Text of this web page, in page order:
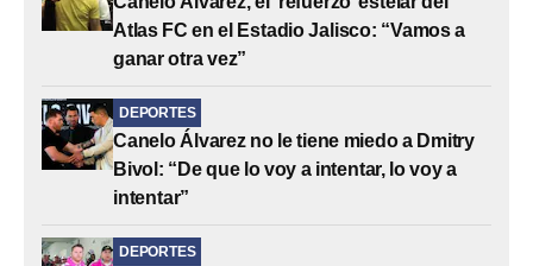
Atlas FC en el Estadio Jalisco: “Vamos a
ganar otra vez”
DEPORTES
Canelo Álvarez no le tiene miedo a Dmitry
Bivol: “De que lo voy a intentar, lo voy a
intentar”
DEPORTES